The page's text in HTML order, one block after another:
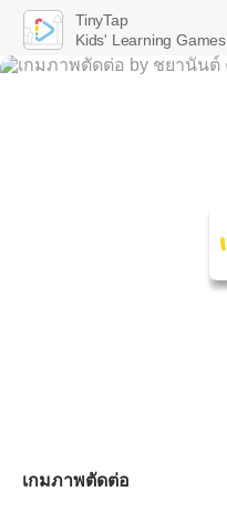
เกมภาพตัดต่อ
TinyTap
Kids' Learning Games